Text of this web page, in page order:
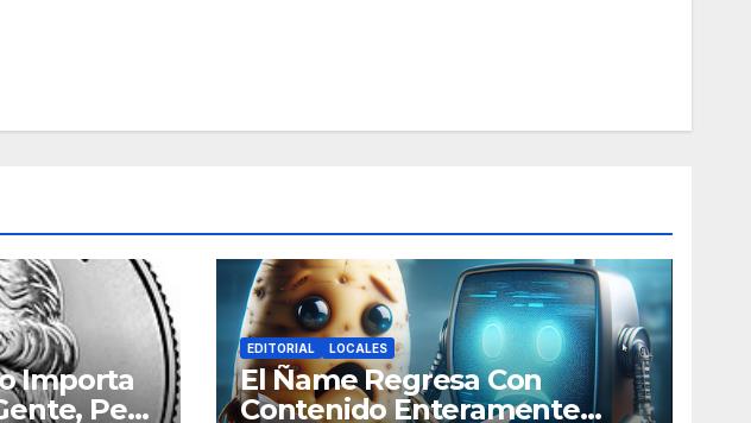
Importa
Pero
EDITORIAL LOCALES
El Ñame Regresa Con
Contenido Enteramente